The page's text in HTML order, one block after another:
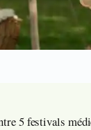
5 festivals